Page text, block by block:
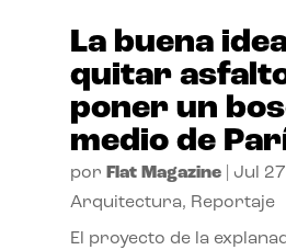
La buena
quitar
poner un
medio de
por Flat Magazine| Jul
Arquitectura, Reportaje
El proyecto de la